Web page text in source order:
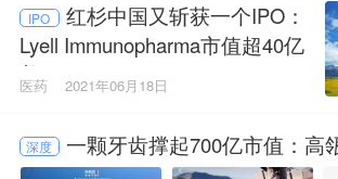
IPO
红杉中国又斩获一个IPO：
Lyell Immunopharma市值超40亿
美元
医药 2021年06月18日
深度 一颗牙齿撑起700亿市值：高